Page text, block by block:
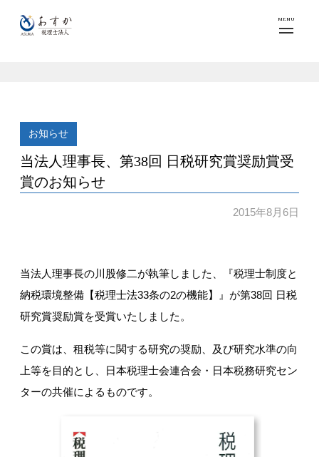
MENU
お知らせ
当法人理事長、第38回 日税研究賞奨励賞受
賞のお知らせ
2015年8月6日
当法人理事長の川股修二が執筆しました、『税理士制度と
納税環境整備【税理士法33条の2の機能】』が第38回 日税
研究賞奨励賞を受賞いたしました。
この賞は、租税等に関する研究の奨励、及び研究水準の向
上等を目的とし、日本税理士会連合会・日本税務研究セン
ターの共催によるものです。